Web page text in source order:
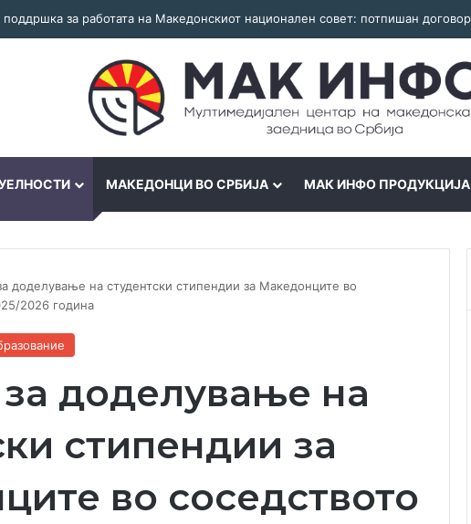
МАКЕДОНЦИ ВО СРБИЈА МАК ИНФО ПРОДУКЦИЈА
доделување на студентски стипендии за Македонците во
2026 година
доделување на
стипендии за
во соседството